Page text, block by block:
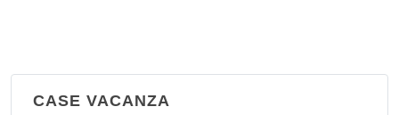
CASE VACANZA